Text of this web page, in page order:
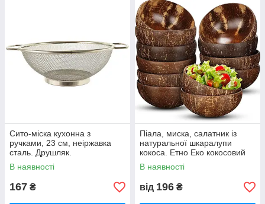
Сито-міска кухонна з
ручками, 23 см, неіржавка
сталь. Друшляк.
В наявності
167 ₴
Піала, миска, салатник із
натуральної шкаралупи
кокоса. Етно Еко кокосовий
посуд.
В наявності
від 196 ₴